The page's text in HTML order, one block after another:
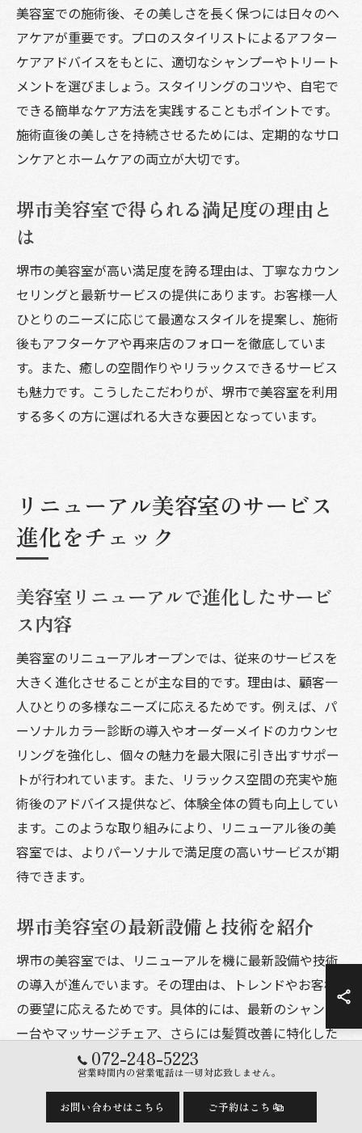
美容室での施術後、その美しさを長く保つには日々のヘ
アケアが重要です。プロのスタイリストによるアフター
ケアアドバイスをもとに、適切なシャンプーやトリート
メントを選びましょう。スタイリングのコツや、自宅で
できる簡単なケア方法を実践することもポイントです。
施術直後の美しさを持続させるためには、定期的なサロ
ンケアとホームケアの両立が大切です。
堺市美容室で得られる満足度の理由と
は
堺市の美容室が高い満足度を誇る理由は、丁寧なカウン
セリングと最新サービスの提供にあります。お客様一人
ひとりのニーズに応じて最適なスタイルを提案し、施術
後もアフターケアや再来店のフォローを徹底していま
す。また、癒しの空間作りやリラックスできるサービス
も魅力です。こうしたこだわりが、堺市で美容室を利用
する多くの方に選ばれる大きな要因となっています。
リニューアル美容室のサービス
進化をチェック
美容室リニューアルで進化したサービ
ス内容
美容室のリニューアルオープンでは、従来のサービスを
大きく進化させることが主な目的です。理由は、顧客一
人ひとりの多様なニーズに応えるためです。例えば、パ
ーソナルカラー診断の導入やオーダーメイドのカウンセ
リングを強化し、個々の魅力を最大限に引き出すサポー
トが行われています。また、リラックス空間の充実や施
術後のアドバイス提供など、体験全体の質も向上してい
ます。このような取り組みにより、リニューアル後の美
容室では、よりパーソナルで満足度の高いサービスが期
待できます。
堺市美容室の最新設備と技術を紹介
堺市の美容室では、リニューアルを機に最新設備や技術
の導入が進んでいます。その理由は、トレンドやお客様
の要望に応えるためです。具体的には、最新のシャンプ
ー台やマッサージチェア、さらには髪質改善に特化した
機器を導入しています。加えて、スタイリストが最新カ
ット技術やカラー技術を習得し、質の高い施術を提供し
ています。これにより、堺市の美容室では、今まで以上
072-248-5223
営業時間内の営業電話は一切対応致しません。
お問い合わせはこちら ご予約はこちら